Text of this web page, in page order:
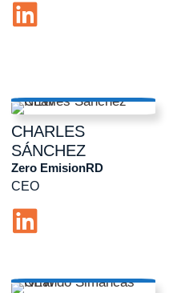
CHARLES
SÁNCHEZ
CEO
Zero EmisionRD